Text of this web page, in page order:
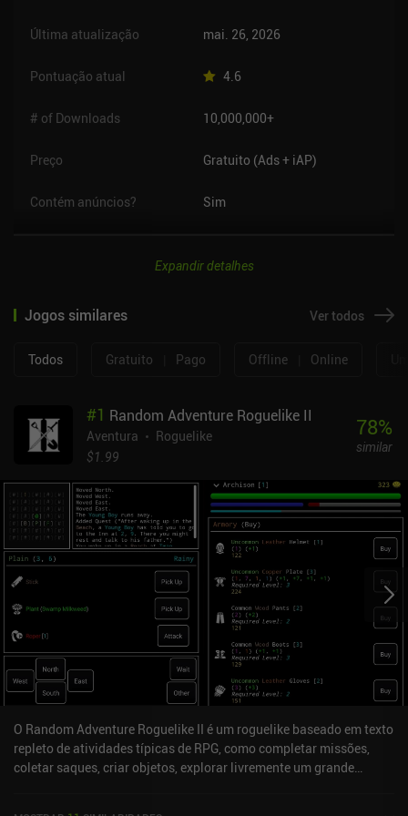
Última atualização mai. 26, 2026
Pontuação atual 4.6
# of Downloads 10,000,000+
Preço Gratuito (Ads + iAP)
Contém anúncios? Sim
Expandir detalhes
Jogos similares Ver todos
Todos Gratuito Pago Offline Online
#1 Random Adventure Roguelike II
Aventura
Roguelike
$1.99
78%
similar
O Random Adventure Roguelike II é um roguelike baseado em texto
repleto de atividades típicas de RPG, como completar missões,
coletar saques, criar objetos, explorar livremente um grande